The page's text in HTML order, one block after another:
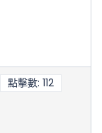
點擊數: 112